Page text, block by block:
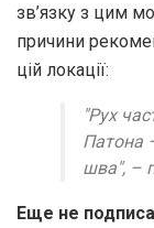
зв’язку з цим
причини
цій локації:
"Рух
Патона
шва", –
Еще не